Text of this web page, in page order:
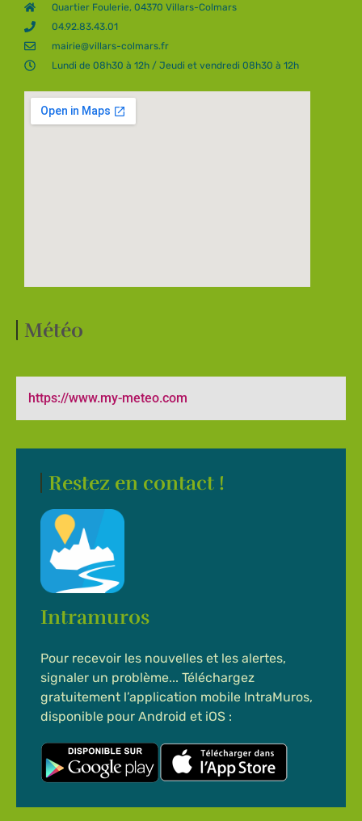
Quartier Foulerie, 04370 Villars-Colmars
04.92.83.43.01
mairie@villars-colmars.fr
Lundi de 08h30 à 12h / Jeudi et vendredi 08h30 à 12h
Météo
https://www.my-meteo.com
Restez en contact !
Intramuros
Pour recevoir les nouvelles et les alertes,
signaler un problème... Téléchargez
gratuitement l’application mobile IntraMuros,
disponible pour Android et iOS :